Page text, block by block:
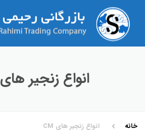
انواع زنجیر های CM
خانه انواع زنجیر های CM